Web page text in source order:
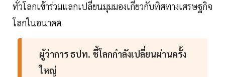
ทั่วโลกเข้าร่วมแลกเปลี่ยนมุมมองเกี่ยวกับทิศทางเศรษฐกิจ
โลกในอนาคต
ผู้ว่าการ ธปท. ชี้โลกกำลังเปลี่ยนผ่านครั้ง
ใหญ่